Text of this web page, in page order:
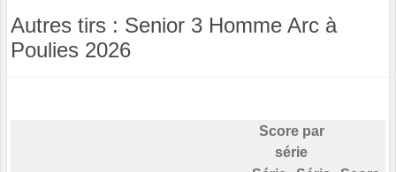
Autres tirs : Senior 3 Homme Arc à
Poulies 2026
Score par
série